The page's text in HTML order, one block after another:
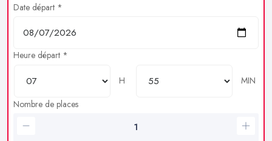
Date départ *
Heure départ *
H
MIN
Nombre de places